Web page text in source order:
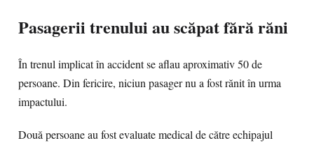
Pasagerii trenului au scăpat fără răni
În trenul implicat în accident se aflau aproximativ 50 de
persoane. Din fericire, niciun pasager nu a fost rănit în urma
impactului.
Două persoane au fost evaluate medical de către echipajul